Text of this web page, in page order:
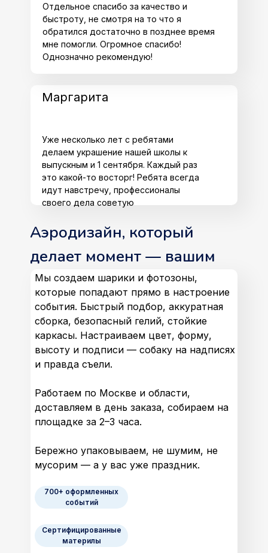
Уже несколько лет с ребятами
делаем украшение нашей школы к
выпускным и 1 сентября. Каждый раз
это какой-то восторг! Ребята всегда
идут навстречу, профессионалы
своего дела советую
Маргарита
Отдельное спасибо за качество и
быстроту, не смотря на то что я
обратился достаточно в позднее время
мне помогли. Огромное спасибо!
Однозначно рекомендую!
Аэродизайн, который
делает момент — вашим
Мы создаем шарики и фотозоны,
которые попадают прямо в настроение
события. Быстрый подбор, аккуратная
сборка, безопасный гелий, стойкие
каркасы. Настраиваем цвет, форму,
высоту и подписи — собаку на надписях
и правда съели.
Работаем по Москве и области,
доставляем в день заказа, собираем на
площадке за 2–3 часа.
Бережно упаковываем, не шумим, не
мусорим — а у вас уже праздник.
Сертифицированные
материлы
700+ оформленных
событий